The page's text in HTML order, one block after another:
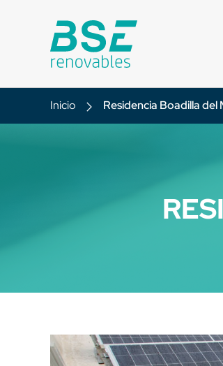
Inicio Residencia Boadilla